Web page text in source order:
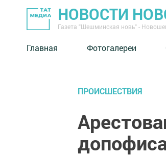
НОВОСТИ
Газета "Шешминская новь" -
Главная Фотогалереи
ПРОИСШЕСТВИЯ